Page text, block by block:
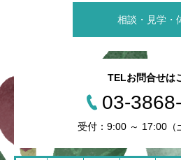
相談・見学・
TELお問合せは
03-
受付：9:00 ～ 17:00（